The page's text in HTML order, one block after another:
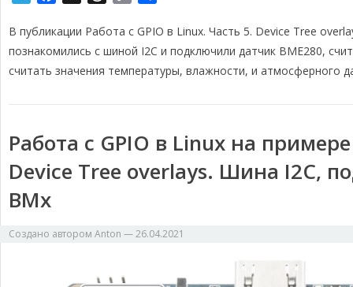
l
e
g
c
e
b
r
e
a
p
y
L
п
р
а
ь
В публикации Работа с GPIO в Linux. Часть 5. Device Tree
познакомились с шиной I2C и подключили датчик BME280,
считать значения температуры, влажности, и атмосферного
Работа с GPIO в Linux на
Device Tree overlays. Шина I2C,
BMx
Создано автором Anton —26.04.2021